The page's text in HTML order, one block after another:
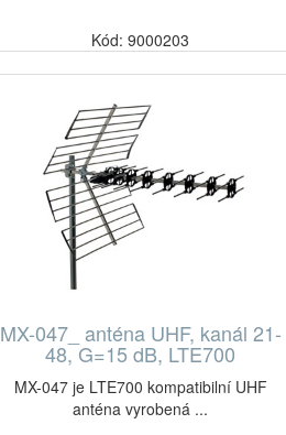
Kód: 9000203
MX-047_ anténa UHF, kanál 21-
48, G=15 dB, LTE700
MX-047 je LTE700 kompatibilní UHF
anténa vyrobená ...